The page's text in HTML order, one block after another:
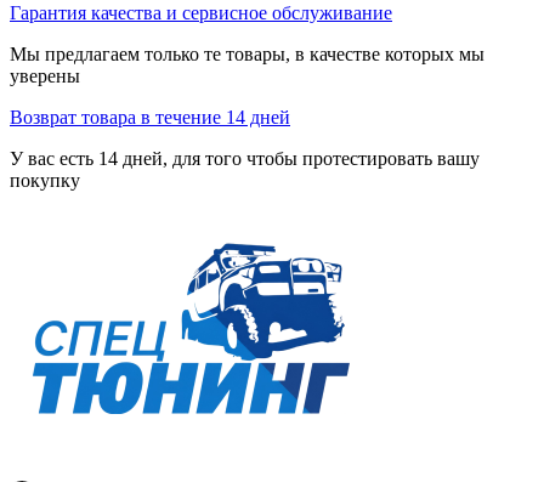
Гарантия качества и сервисное обслуживание
Мы предлагаем только те товары, в качестве которых мы
уверены
Возврат товара в течение 14 дней
У вас есть 14 дней, для того чтобы протестировать вашу
покупку